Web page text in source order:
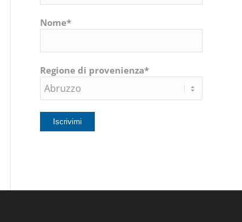
Nome*
Regione di provenienza*